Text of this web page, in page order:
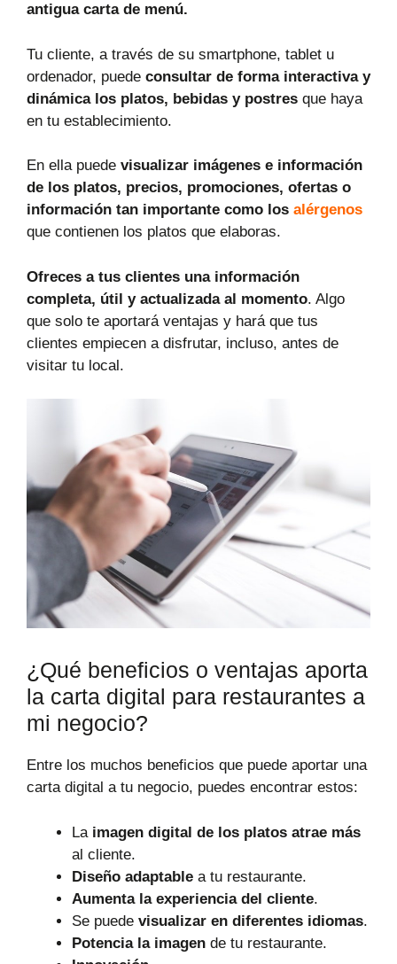
antigua carta de menú.
Tu cliente, a través de su smartphone, tablet u
ordenador, puede consultar de forma interactiva y
dinámica los platos, bebidas y postres que haya
en tu establecimiento.
En ella puede visualizar imágenes e información
de los platos, precios, promociones, ofertas o
información tan importante como los alérgenos
que contienen los platos que elaboras.
Ofreces a tus clientes una información
completa, útil y actualizada al momento. Algo
que solo te aportará ventajas y hará que tus
clientes empiecen a disfrutar, incluso, antes de
visitar tu local.
¿Qué beneficios o ventajas aporta
la carta digital para restaurantes a
mi negocio?
Entre los muchos beneficios que puede aportar una
carta digital a tu negocio, puedes encontrar estos:
La imagen digital de los platos atrae más
al cliente.
Diseño adaptable a tu restaurante.
Aumenta la experiencia del cliente.
Se puede visualizar en diferentes idiomas.
Potencia la imagen de tu restaurante.